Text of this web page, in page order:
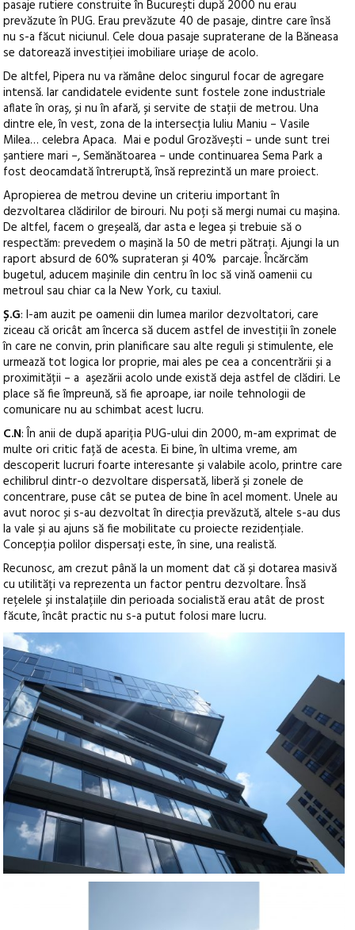
pasaje rutiere construite în București după 2000 nu erau
prevăzute în PUG. Erau prevăzute 40 de pasaje, dintre care însă
nu s-a făcut niciunul. Cele doua pasaje supraterane de la Băneasa
se datorează investiției imobiliare uriașe de acolo.
De altfel, Pipera nu va rămâne deloc singurul focar de agregare
intensă. Iar candidatele evidente sunt fostele zone industriale
aflate în oraș, și nu în afară, și servite de stații de metrou. Una
dintre ele, în vest, zona de la intersecția Iuliu Maniu – Vasile
Milea… celebra Apaca. Mai e podul Grozăvești – unde sunt trei
șantiere mari –, Semănătoarea – unde continuarea Sema Park a
fost deocamdată întreruptă, însă reprezintă un mare proiect.
Apropierea de metrou devine un criteriu important în
dezvoltarea clădirilor de birouri. Nu poți să mergi numai cu mașina.
De altfel, facem o greșeală, dar asta e legea și trebuie să o
respectăm: prevedem o mașină la 50 de metri pătrați. Ajungi la un
raport absurd de 60% suprateran și 40% parcaje. Încărcăm
bugetul, aducem mașinile din centru în loc să vină oamenii cu
metroul sau chiar ca la New York, cu taxiul.
Ș.G: I-am auzit pe oamenii din lumea marilor dezvoltatori, care
ziceau că oricât am încerca să ducem astfel de investiții în zonele
în care ne convin, prin planificare sau alte reguli și stimulente, ele
urmează tot logica lor proprie, mai ales pe cea a concentrării și a
proximității – a așezării acolo unde există deja astfel de clădiri. Le
place să fie împreună, să fie aproape, iar noile tehnologii de
comunicare nu au schimbat acest lucru.
C.N: În anii de după apariția PUG-ului din 2000, m-am exprimat de
multe ori critic față de acesta. Ei bine, în ultima vreme, am
descoperit lucruri foarte interesante și valabile acolo, printre care
echilibrul dintr-o dezvoltare dispersată, liberă și zonele de
concentrare, puse cât se putea de bine în acel moment. Unele au
avut noroc și s-au dezvoltat în direcția prevăzută, altele s-au dus
la vale și au ajuns să fie mobilitate cu proiecte rezidențiale.
Concepția polilor dispersați este, în sine, una realistă.
Recunosc, am crezut până la un moment dat că și dotarea masivă
cu utilități va reprezenta un factor pentru dezvoltare. Însă
rețelele și instalațiile din perioada socialistă erau atât de prost
făcute, încât practic nu s-a putut folosi mare lucru.